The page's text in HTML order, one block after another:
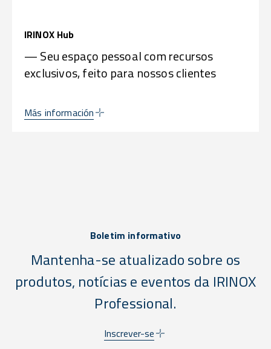
IRINOX Hub
— Seu espaço pessoal com recursos
exclusivos, feito para nossos clientes
Más información
Boletim informativo
Mantenha-se atualizado sobre os
produtos, notícias e eventos da IRINOX
Professional.
Inscrever-se